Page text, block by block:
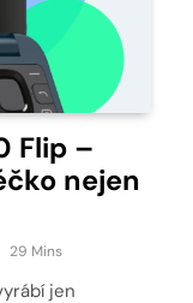
Flip –
nejen
29 Mins
jen